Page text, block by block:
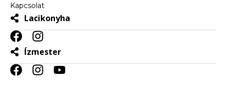
Kapcsolat
Lacikonyha
Ízmester